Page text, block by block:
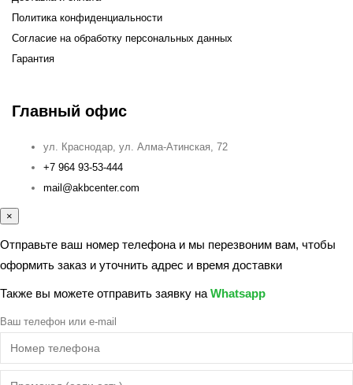
Политика конфиденциальности
Согласие на обработку персональных данных
Гарантия
Главный офис
ул. Краснодар, ул. Алма-Атинская, 72
+7 964 93-53-444
mail@akbcenter.com
×
Отправьте ваш номер телефона и мы перезвоним вам, чтобы
оформить заказ и уточнить адрес и время доставки
Также вы можете отправить заявку на Whatsapp
Ваш телефон или e-mail